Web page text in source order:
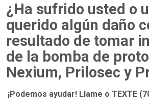
¿Ha sufrido usted o
querido algún daño
resultado de tomar
de la bomba de
Nexium, Prilosec y
¡Podemos ayudar! Llame o TEXTE